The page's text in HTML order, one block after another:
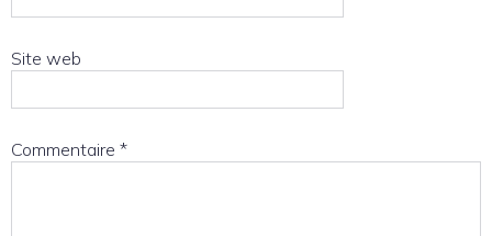
Site web
Commentaire *